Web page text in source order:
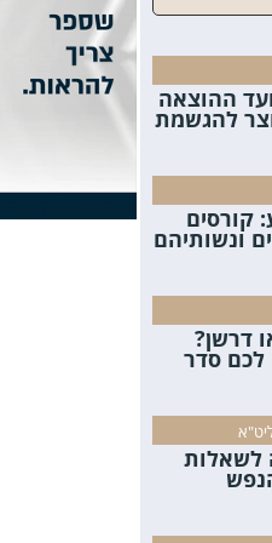
ההוצאה
להגשמת
קורסים
ונשותיהם
דרשן?
לכם סדר
לשאלות